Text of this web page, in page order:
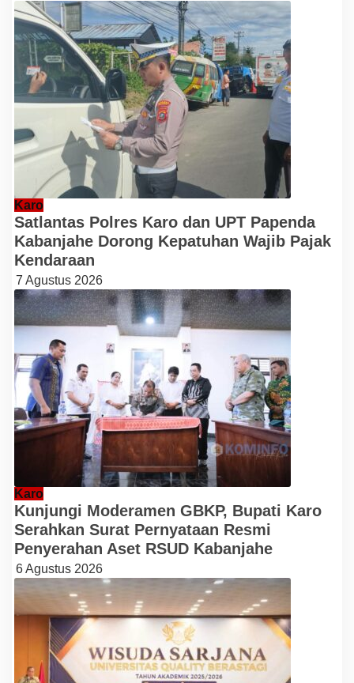
Karo
Satlantas Polres Karo dan UPT Papenda
Kabanjahe Dorong Kepatuhan Wajib Pajak
Kendaraan
7 Agustus 2026
Karo
Kunjungi Moderamen GBKP, Bupati Karo
Serahkan Surat Pernyataan Resmi
Penyerahan Aset RSUD Kabanjahe
6 Agustus 2026